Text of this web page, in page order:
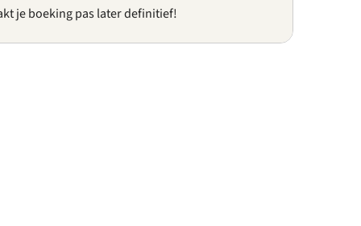
je boeking pas later definitief!